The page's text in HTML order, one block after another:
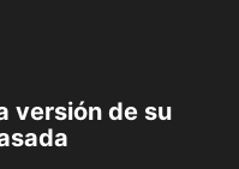
versión de su